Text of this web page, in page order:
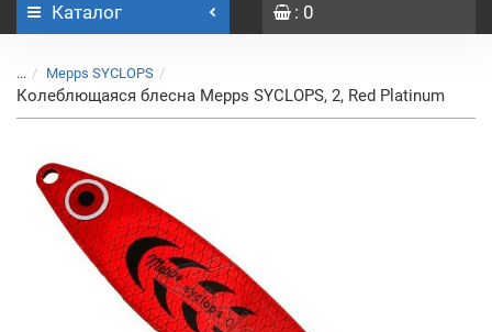
Каталог : 0
... Mepps SYCLOPS
Колеблющаяся блесна Mepps SYCLOPS, 2, Red Platinum